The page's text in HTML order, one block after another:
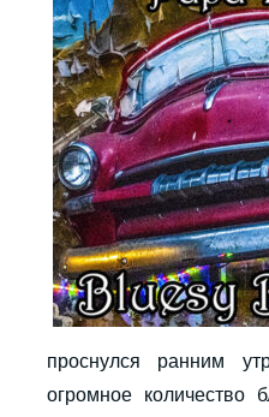
проснулся ранним
огромное количество